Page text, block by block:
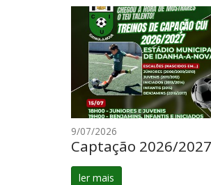
9/07/2026
Captação 2026/2027
ler mais